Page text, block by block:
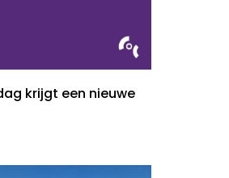
krijgt een nieuwe